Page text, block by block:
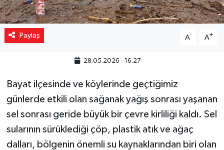
Paylaş A- A+
28.05.2026 - 16:27
Bayat ilçesinde ve köylerinde geçtiğimiz
günlerde etkili olan sağanak yağış sonrası yaşanan
sel sonrası geride büyük bir çevre kirliliği kaldı. Sel
sularının sürüklediği çöp, plastik atık ve ağaç
dalları, bölgenin önemli su kaynaklarından biri olan